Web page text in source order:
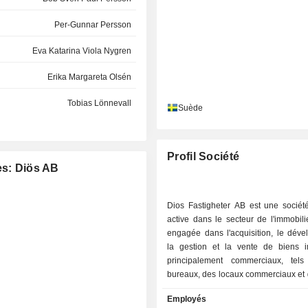
Per-Gunnar Persson
Eva Katarina Viola Nygren
Erika Margareta Olsén
Tobias Lönnevall
Diös AB
Suède
Profil Société
Dios Fastigheter AB est une
active dans le secteur de
engagée dans l'acquisition, le
la gestion et la vente de biens
principalement commerciaux,
bureaux, des locaux commerciaux et
immobilier se concentre sur les
Employés